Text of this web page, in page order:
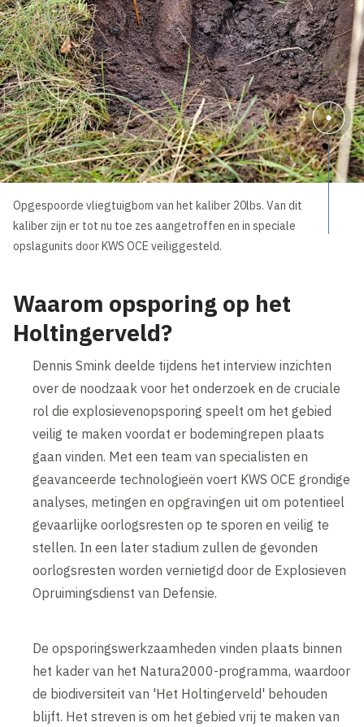
Opgespoorde vliegtuigbom van het kaliber 20lbs. Van dit
kaliber zijn er tot nu toe zes aangetroffen en in speciale
opslagunits door KWS OCE veiliggesteld.
Waarom opsporing op het
Holtingerveld?
Dennis Smink deelde tijdens het interview inzichten
over de noodzaak voor het onderzoek en de cruciale
rol die explosievenopsporing speelt om het gebied
veilig te maken voordat er bodemingrepen plaats
gaan vinden. Met een team van specialisten en
geavanceerde technologieën voert KWS OCE grondige
analyses, metingen en opgravingen uit om potentieel
gevaarlijke oorlogsresten op te sporen en veilig te
stellen. In een later stadium zullen de gevonden
oorlogsresten worden vernietigd door de Explosieven
Opruimingsdienst van Defensie.
De opsporingswerkzaamheden vinden plaats binnen
het kader van het Natura2000-programma, waardoor
de biodiversiteit van 'Het Holtingerveld' behouden
blijft. Het streven is om het gebied vrij te maken van